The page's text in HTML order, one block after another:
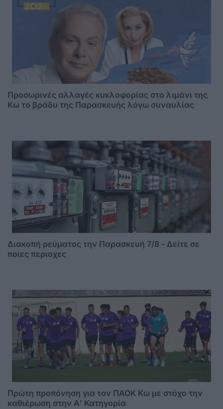
Προσωρινές αλλαγές κυκλοφορίας στο λιμάνι της
Κω το βράδυ της Παρασκευής λόγω συναυλίας
Διακοπή ρεύματος την Παρασκευή 7/8 - Δείτε σε
ποιες περιοχες
Πρώτη προπόνηση για τον ΠΑΟΚ Κω με στόχο την
καθιέρωση στην Α’ Κατηγορία